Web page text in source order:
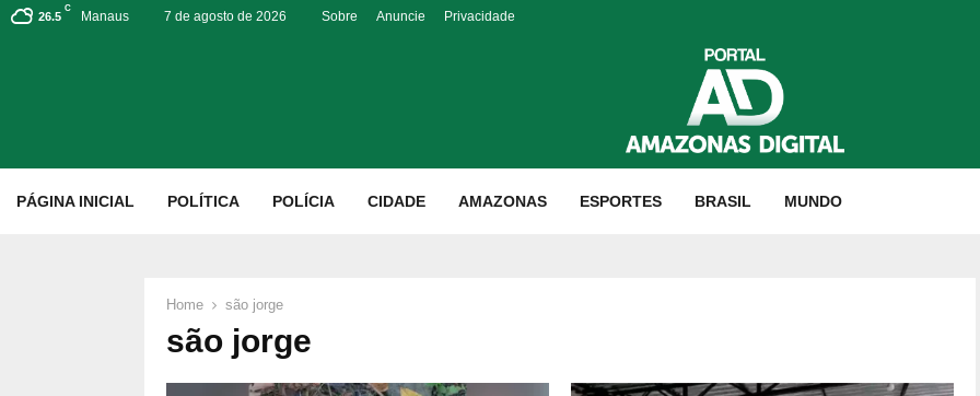
26.5
C
Manaus 7 de agosto de 2026 Sobre Anuncie Privacidade
PÁGINA INICIAL POLÍTICA POLÍCIA CIDADE AMAZONAS ESPORTES BRASIL MUNDO
Home são jorge
são jorge